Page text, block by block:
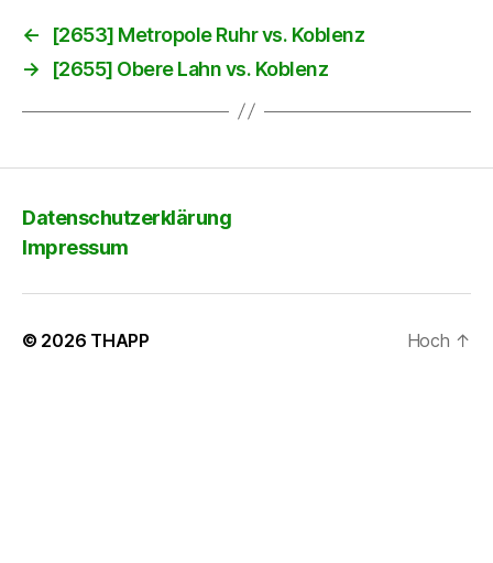
←
[2653] Metropole Ruhr vs. Koblenz
→
[2655] Obere Lahn vs. Koblenz
Datenschutzerklärung
Impressum
© 2026 THAPP Hoch ↑